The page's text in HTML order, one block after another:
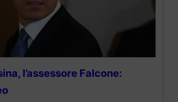
l’assessore Falcone: